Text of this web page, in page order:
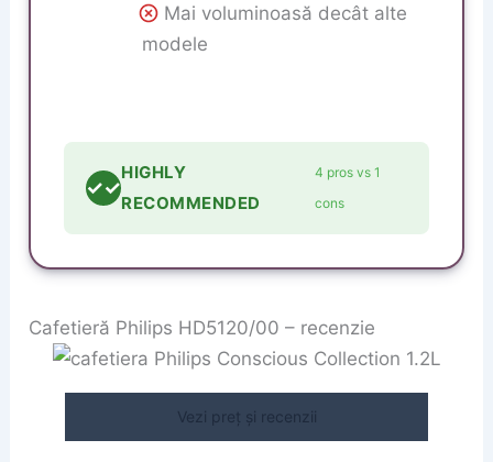
Mai voluminoasă decât alte
modele
✓✓
HIGHLY
RECOMMENDED
4 pros vs 1
cons
Cafetieră Philips HD5120/00 – recenzie
Vezi preț și recenzii